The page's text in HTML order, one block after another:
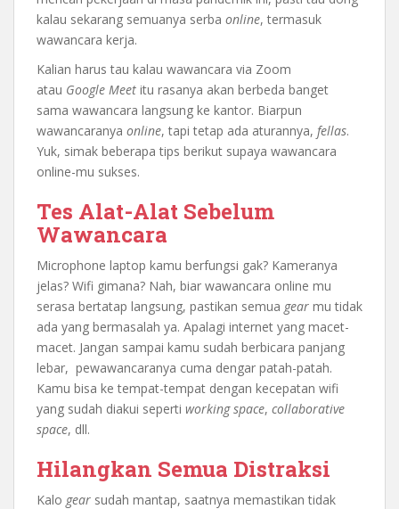
kalau sekarang semuanya serba online, termasuk
wawancara kerja.
Kalian harus tau kalau wawancara via Zoom
atau Google Meet itu rasanya akan berbeda banget
sama wawancara langsung ke kantor. Biarpun
wawancaranya online, tapi tetap ada aturannya, fellas.
Yuk, simak beberapa tips berikut supaya wawancara
online-mu sukses.
Tes Alat-Alat Sebelum
Wawancara
Microphone laptop kamu berfungsi gak? Kameranya
jelas? Wifi gimana? Nah, biar wawancara online mu
serasa bertatap langsung, pastikan semua gear mu tidak
ada yang bermasalah ya. Apalagi internet yang macet-
macet. Jangan sampai kamu sudah berbicara panjang
lebar, pewawancaranya cuma dengar patah-patah.
Kamu bisa ke tempat-tempat dengan kecepatan wifi
yang sudah diakui seperti working space, collaborative
space, dll.
Hilangkan Semua Distraksi
Kalo gear sudah mantap, saatnya memastikan tidak